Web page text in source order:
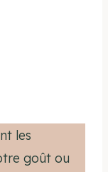
les
goût ou